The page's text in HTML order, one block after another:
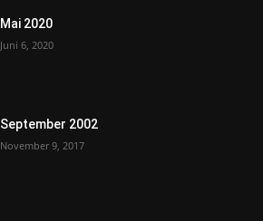
Mai 2020
Juni 6, 2020
September 2002
November 9, 2017